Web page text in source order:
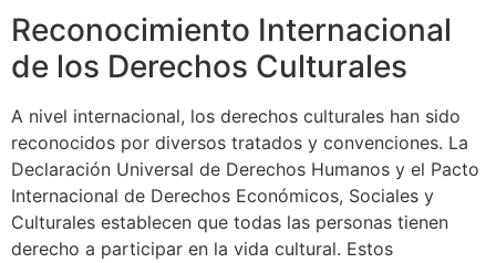
Reconocimiento Internacional
de los Derechos Culturales
A nivel internacional, los derechos culturales han sido
reconocidos por diversos tratados y convenciones. La
Declaración Universal de Derechos Humanos y el Pacto
Internacional de Derechos Económicos, Sociales y
Culturales establecen que todas las personas tienen
derecho a participar en la vida cultural. Estos